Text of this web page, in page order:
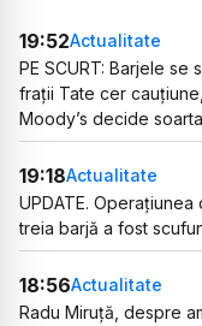
19:52Actualitate
PE SCURT: Barjele se
frații Tate cer
Moody’s decide
19:18Actualitate
UPDATE.
treia barjă a fost
18:56Actualitate
Radu Miruță, despre